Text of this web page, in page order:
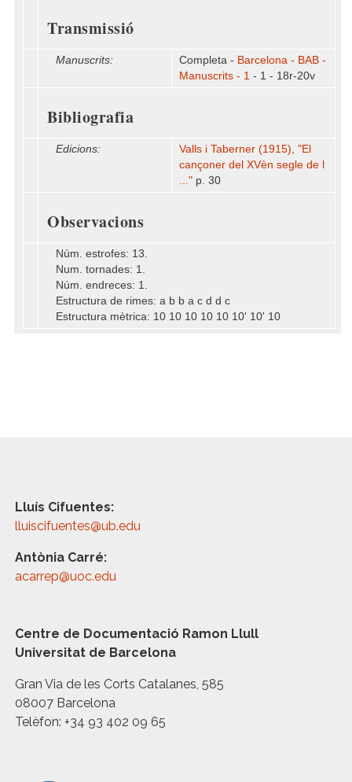
Transmissió
Manuscrits: Completa - Barcelona - BAB -
Manuscrits - 1 - 1 - 18r-20v
Bibliografia
Edicions:
Valls i Taberner (1915), "El
cançoner del XVèn segle de l
..." p. 30
Observacions
Núm. estrofes: 13.
Num. tornades: 1.
Núm. endreces: 1.
Estructura de rimes: a b b a c d d c
Estructura mètrica: 10 10 10 10 10 10' 10' 10
Lluís Cifuentes:
lluiscifuentes@ub.edu
Antònia Carré:
acarrep@uoc.edu
Centre de Documentació Ramon Llull
Universitat de Barcelona
Gran Via de les Corts Catalanes, 585
08007 Barcelona
Telèfon: +34 93 402 09 65